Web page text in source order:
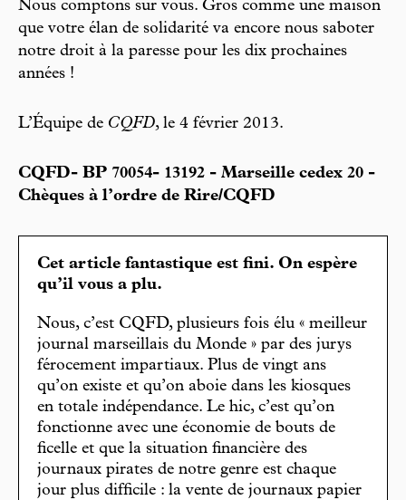
Nous comptons sur vous. Gros comme une maison
que votre élan de solidarité va encore nous saboter
notre droit à la paresse pour les dix prochaines
années !
L’Équipe de CQFD, le 4 février 2013.
CQFD- BP 70054- 13192 - Marseille cedex 20 -
Chèques à l’ordre de Rire/CQFD
Cet article fantastique est fini. On espère
qu’il vous a plu.
Nous, c’est CQFD, plusieurs fois élu « meilleur
journal marseillais du Monde » par des jurys
férocement impartiaux. Plus de vingt ans
qu’on existe et qu’on aboie dans les kiosques
en totale indépendance. Le hic, c’est qu’on
fonctionne avec une économie de bouts de
ficelle et que la situation financière des
journaux pirates de notre genre est chaque
jour plus difficile : la vente de journaux papier